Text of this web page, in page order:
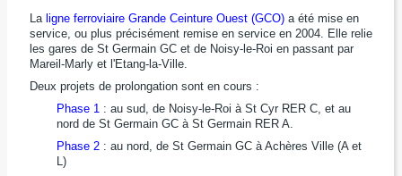
La ligne ferroviaire Grande Ceinture Ouest (GCO)a été mise en
service, ou plus précisément remise en service en 2004. Elle relie
les gares de St Germain GC et de Noisy-le-Roi en passant par
Mareil-Marly et l'Etang-la-Ville.
Deux projets de prolongation sont en cours :
Phase 1: au sud, de Noisy-le-Roi à St Cyr RER C, et au
nord de St Germain GC à St Germain RER A.
Phase 2: au nord, de St Germain GC à Achères Ville (A et
L)